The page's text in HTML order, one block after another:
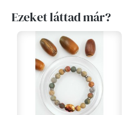
Ezeket láttad már?